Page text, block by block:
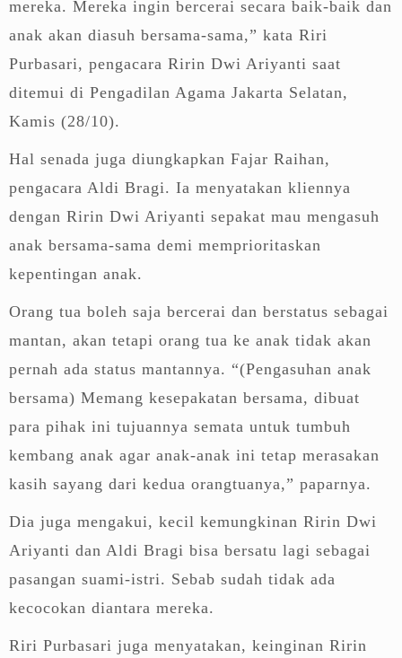
mereka. Mereka ingin bercerai secara baik-baik dan
anak akan diasuh bersama-sama,” kata Riri
Purbasari, pengacara Ririn Dwi Ariyanti saat
ditemui di Pengadilan Agama Jakarta Selatan,
Kamis (28/10).
Hal senada juga diungkapkan Fajar Raihan,
pengacara Aldi Bragi. Ia menyatakan kliennya
dengan Ririn Dwi Ariyanti sepakat mau mengasuh
anak bersama-sama demi memprioritaskan
kepentingan anak.
Orang tua boleh saja bercerai dan berstatus sebagai
mantan, akan tetapi orang tua ke anak tidak akan
pernah ada status mantannya. “(Pengasuhan anak
bersama) Memang kesepakatan bersama, dibuat
para pihak ini tujuannya semata untuk tumbuh
kembang anak agar anak-anak ini tetap merasakan
kasih sayang dari kedua orangtuanya,” paparnya.
Dia juga mengakui, kecil kemungkinan Ririn Dwi
Ariyanti dan Aldi Bragi bisa bersatu lagi sebagai
pasangan suami-istri. Sebab sudah tidak ada
kecocokan diantara mereka.
Riri Purbasari juga menyatakan, keinginan Ririn